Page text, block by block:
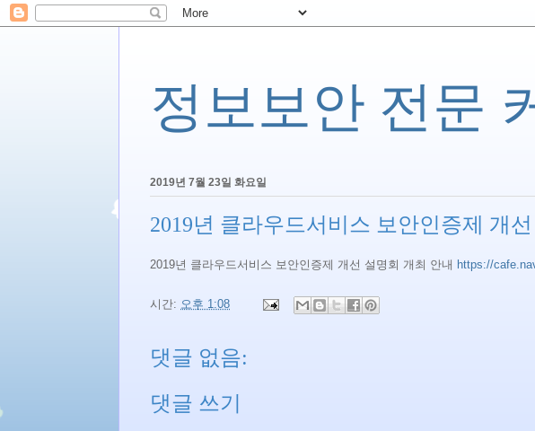
정보보안 전문
2019년 7월 23일 화요일
2019년 클라우드서비스 보안인증제 개
2019년 클라우드서비스 보안인증제 개선 설명회 개최 안내 https://
시간: 오후 1:08
댓글 없음:
댓글 쓰기